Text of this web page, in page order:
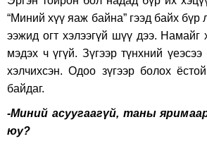
“Миний хүү яаж байна” гээд байх бүр
ээжид огт хэлээгүй шүү дээ. Намайг
мэдэх ч үгүй. Зүгээр түнхний
хэлчихсэн. Одоо зүгээр болох
байдаг.
-Миний асуугаагүй, таны
юу?